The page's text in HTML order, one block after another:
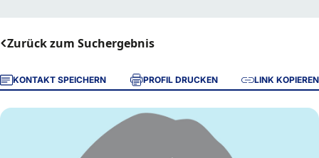
Zurück zum Suchergebnis
KONTAKT SPEICHERN PROFIL DRUCKEN LINK KOPIEREN